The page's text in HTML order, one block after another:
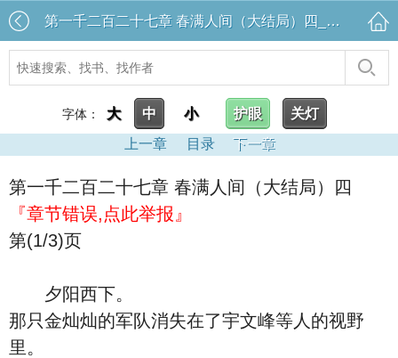
第一千二百二十七章 春满人间（大结局）四_逍遥小贵婿
字体： 大 中 小 护眼
关灯
上一章
目录 下一章
第一千二百二十七章 春满人间（大结局）四
『章节错误,点此举报』
第(1/3)页
夕阳西下。
那只金灿灿的军队消失在了宇文峰等人的视野
里。